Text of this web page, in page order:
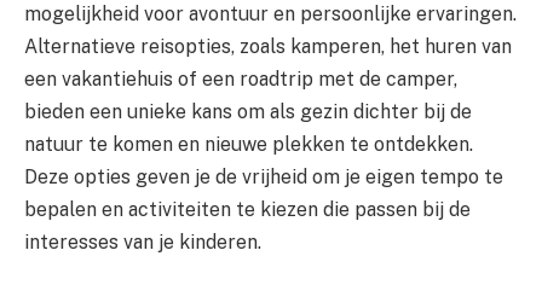
mogelijkheid voor avontuur en persoonlijke ervaringen.
Alternatieve reisopties, zoals kamperen, het huren van
een vakantiehuis of een roadtrip met de camper,
bieden een unieke kans om als gezin dichter bij de
natuur te komen en nieuwe plekken te ontdekken.
Deze opties geven je de vrijheid om je eigen tempo te
bepalen en activiteiten te kiezen die passen bij de
interesses van je kinderen.